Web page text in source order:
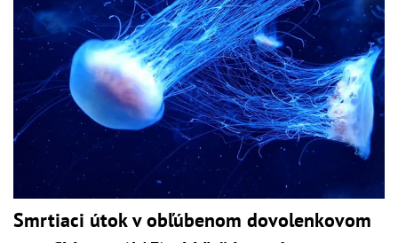
Smrtiaci útok v obľúbenom dovolenkovom